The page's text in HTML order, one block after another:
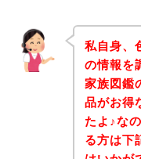
私自身、
の情報を
家族図鑑
品がお得
たよ♪な
る方は下